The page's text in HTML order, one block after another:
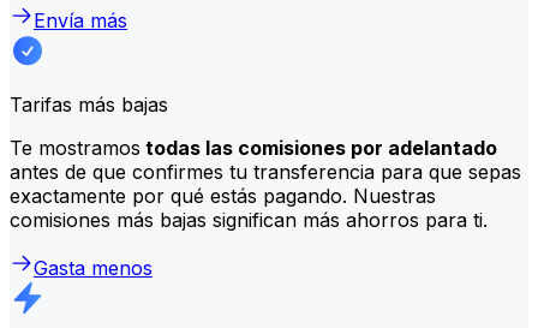
Envía más
Tarifas más bajas
Te mostramos todas las comisiones por adelantado
antes de que confirmes tu transferencia para que sepas
exactamente por qué estás pagando. Nuestras
comisiones más bajas significan más ahorros para ti.
Gasta menos